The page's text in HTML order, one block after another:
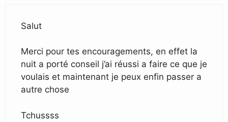
Salut
Merci pour tes encouragements, en effet la
nuit a porté conseil j’ai réussi a faire ce que je
voulais et maintenant je peux enfin passer a
autre chose
Tchussss